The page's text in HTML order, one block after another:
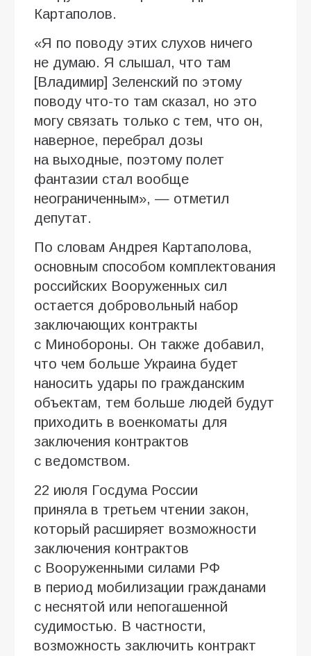
Картаполов.
«Я по поводу этих слухов ничего
не думаю. Я слышал, что там
[Владимир] Зеленский по этому
поводу что-то там сказал, но это
могу связать только с тем, что он,
наверное, перебрал дозы
на выходные, поэтому полет
фантазии стал вообще
неограниченным», — отметил
депутат.
По словам Андрея Картаполова,
основным способом комплектования
российских Вооруженных сил
остается добровольный набор
заключающих контракты
с Минобороны. Он также добавил,
что чем больше Украина будет
наносить удары по гражданским
объектам, тем больше людей будут
приходить в военкоматы для
заключения контрактов
с ведомством.
22 июля Госдума России
приняла в третьем чтении закон,
который расширяет возможности
заключения контрактов
с Вооруженными силами РФ
в период мобилизации гражданами
с неснятой или непогашенной
судимостью. В частности,
возможность заключить контракт